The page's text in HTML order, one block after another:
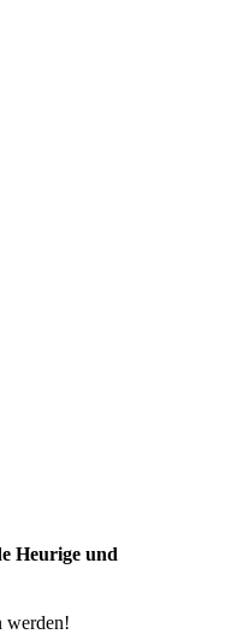
Heurige und
werden!